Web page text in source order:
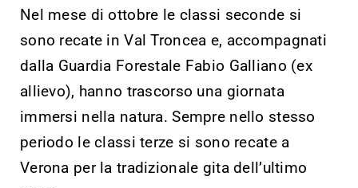
Nel mese di ottobre le classi seconde si
sono recate in Val Troncea e, accompagnati
dalla Guardia Forestale Fabio Galliano (ex
allievo), hanno trascorso una giornata
immersi nella natura. Sempre nello stesso
periodo le classi terze si sono recate a
Verona per la tradizionale gita dell’ultimo